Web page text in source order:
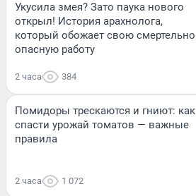
Укусила змея? Зато паука нового
открыл! История арахнолога,
который обожает свою смертельно
опасную работу
2 часа 384
Помидоры трескаются и гниют: как
спасти урожай томатов — важные
правила
2 часа 1 072